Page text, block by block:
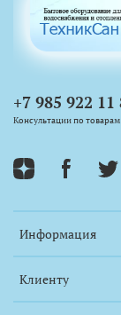
Информация
Клиенту
+7 985 922 11
Консультации по